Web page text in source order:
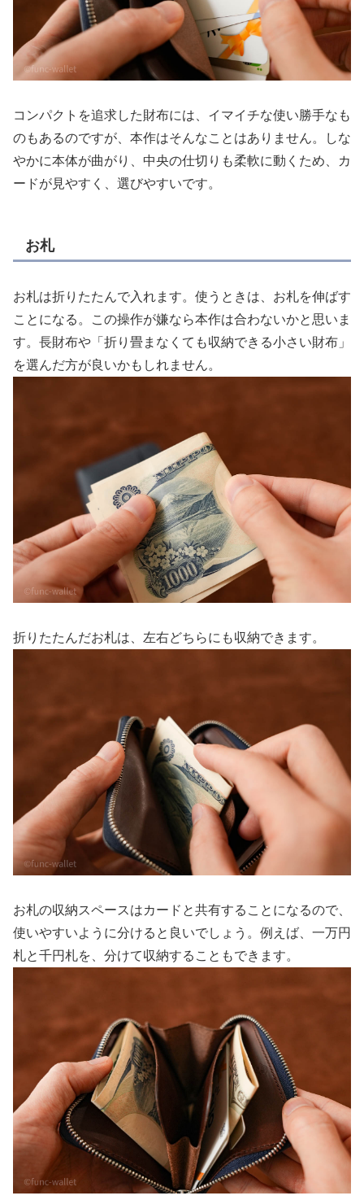
コンパクトを追求した財布には、イマイチな使い勝手なも
のもあるのですが、本作はそんなことはありません。しな
やかに本体が曲がり、中央の仕切りも柔軟に動くため、カ
ードが見やすく、選びやすいです。
お札
お札は折りたたんで入れます。使うときは、お札を伸ばす
ことになる。この操作が嫌なら本作は合わないかと思いま
す。長財布や「折り畳まなくても収納できる小さい財布」
を選んだ方が良いかもしれません。
折りたたんだお札は、左右どちらにも収納できます。
お札の収納スペースはカードと共有することになるので、
使いやすいように分けると良いでしょう。例えば、一万円
札と千円札を、分けて収納することもできます。